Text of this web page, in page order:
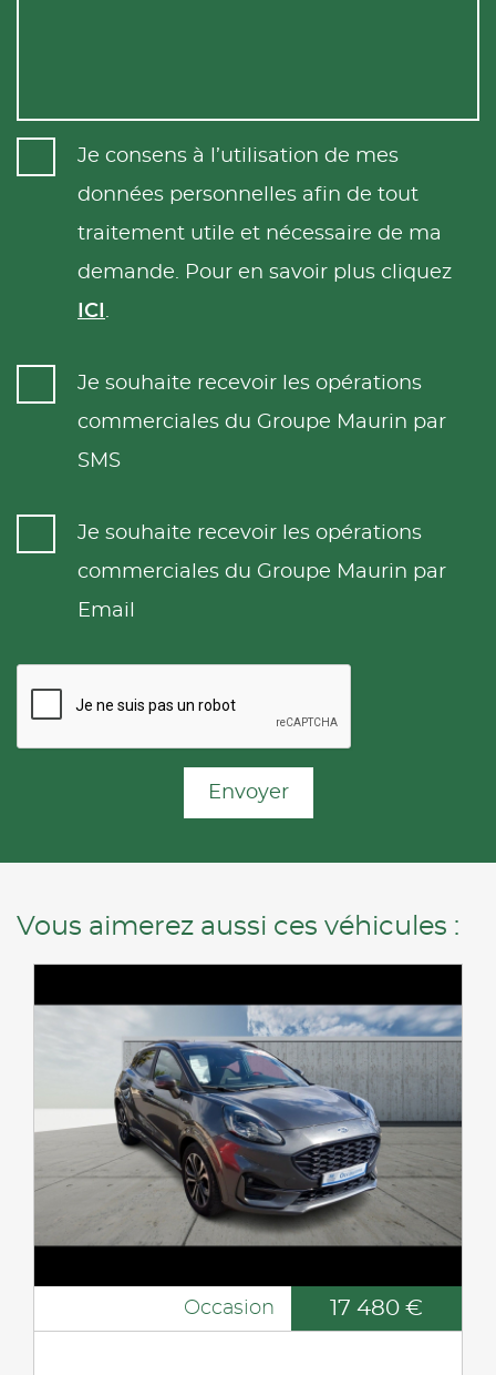
Je consens à l’utilisation de mes
données personnelles afin de tout
traitement utile et nécessaire de ma
demande. Pour en savoir plus cliquez
ICI .
Je souhaite recevoir les opérations
commerciales du Groupe Maurin par
SMS
Je souhaite recevoir les opérations
commerciales du Groupe Maurin par
Email
Envoyer
Vous aimerez aussi ces véhicules :
Occasion 17 480 €